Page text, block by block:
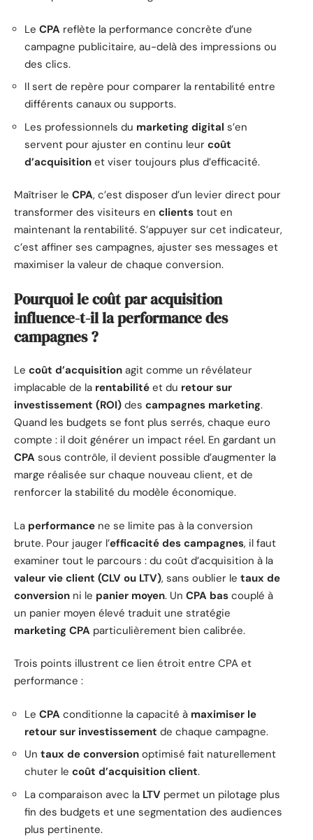
Le CPA reflète la performance concrète d’une
campagne publicitaire, au-delà des impressions ou
des clics.
Il sert de repère pour comparer la rentabilité entre
différents canaux ou supports.
Les professionnels du marketing digital s’en
servent pour ajuster en continu leur coût
d’acquisition et viser toujours plus d’efficacité.
Maîtriser le CPA, c’est disposer d’un levier direct pour
transformer des visiteurs en clients tout en
maintenant la rentabilité. S’appuyer sur cet indicateur,
c’est affiner ses campagnes, ajuster ses messages et
maximiser la valeur de chaque conversion.
Pourquoi le coût par acquisition
influence-t-il la performance des
campagnes ?
Le coût d’acquisition agit comme un révélateur
implacable de la rentabilité et du retour sur
investissement (ROI) des campagnes marketing.
Quand les budgets se font plus serrés, chaque euro
compte : il doit générer un impact réel. En gardant un
CPA sous contrôle, il devient possible d’augmenter la
marge réalisée sur chaque nouveau client, et de
renforcer la stabilité du modèle économique.
La performance ne se limite pas à la conversion
brute. Pour jauger l’efficacité des campagnes, il faut
examiner tout le parcours : du coût d’acquisition à la
valeur vie client (CLV ou LTV), sans oublier le taux de
conversion ni le panier moyen. Un CPA bas couplé à
un panier moyen élevé traduit une stratégie
marketing CPA particulièrement bien calibrée.
Trois points illustrent ce lien étroit entre CPA et
performance :
Le CPA conditionne la capacité à maximiser le
retour sur investissement de chaque campagne.
Un taux de conversion optimisé fait naturellement
chuter le coût d’acquisition client.
La comparaison avec la LTV permet un pilotage plus
fin des budgets et une segmentation des audiences
plus pertinente.